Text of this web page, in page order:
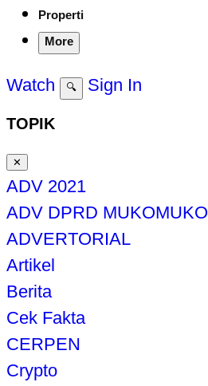
Properti
More
Watch 🔍 Sign In
TOPIK
✕
ADV 2021
ADV DPRD MUKOMUKO
ADVERTORIAL
Artikel
Berita
Cek Fakta
CERPEN
Crypto